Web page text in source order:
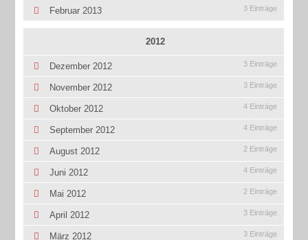
Februar 2013 3 Einträge
2012
Dezember 2012 3 Einträge
November 2012 3 Einträge
Oktober 2012 4 Einträge
September 2012 4 Einträge
August 2012 2 Einträge
Juni 2012 4 Einträge
Mai 2012 2 Einträge
April 2012 3 Einträge
März 2012 3 Einträge